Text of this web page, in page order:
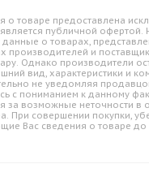
о товаре предоставлена
публичной офертой.
данные о товарах,
производителей и
Однако производители
вид, характеристики и
не уведомляя
с пониманием к данному
за возможные неточности в
При совершении покупки,
Вас сведения о товаре